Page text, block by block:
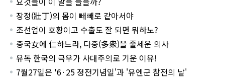
장정(壯丁)의 몸이 빼빼로 같아서야
조선업이 호황이고 수출도 잘 되면 뭐하노?
중국女에 仁하느라, 다중(多衆)을 줄세운 의사
유독 한국의 극우가 사대주의로 기운 이유!
7월27일은 '6·25 정전기념일'과 '유엔군 참전의 날'